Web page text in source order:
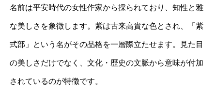
名前は平安時代の女性作家から採られており、知性と雅
な美しさを象徴します。紫は古来高貴な色とされ、「紫
式部」という名がその品格を一層際立たせます。見た目
の美しさだけでなく、文化・歴史の文脈から意味が付加
されているのが特徴です。